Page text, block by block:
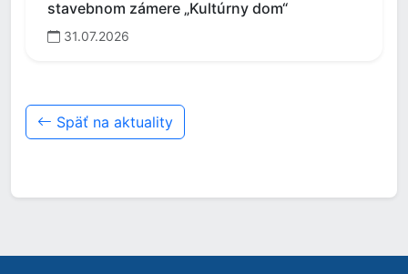
stavebnom zámere „Kultúrny dom“
31.07.2026
Späť na aktuality